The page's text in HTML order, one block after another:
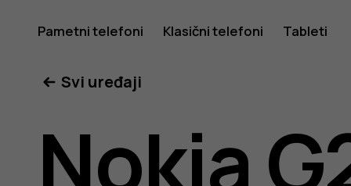
Nokia
G20
Pametni telefoni Klasični telefoni Tableti
Svi uređaji
Nokia